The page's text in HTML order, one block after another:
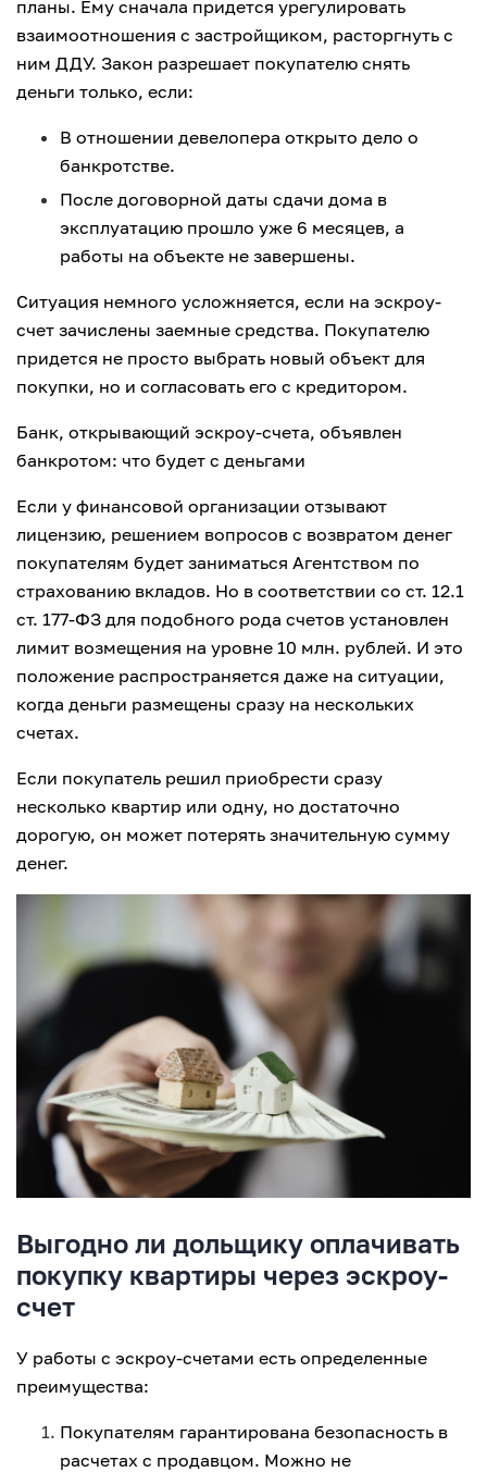
планы. Ему сначала придется урегулировать
взаимоотношения с застройщиком, расторгнуть с
ним ДДУ. Закон разрешает покупателю снять
деньги только, если:
В отношении девелопера открыто дело о
банкротстве.
После договорной даты сдачи дома в
эксплуатацию прошло уже 6 месяцев, а
работы на объекте не завершены.
Ситуация немного усложняется, если на эскроу-
счет зачислены заемные средства. Покупателю
придется не просто выбрать новый объект для
покупки, но и согласовать его с кредитором.
Банк, открывающий эскроу-счета, объявлен
банкротом: что будет с деньгами
Если у финансовой организации отзывают
лицензию, решением вопросов с возвратом денег
покупателям будет заниматься Агентством по
страхованию вкладов. Но в соответствии со ст. 12.1
ст. 177-ФЗ для подобного рода счетов установлен
лимит возмещения на уровне 10 млн. рублей. И это
положение распространяется даже на ситуации,
когда деньги размещены сразу на нескольких
счетах.
Если покупатель решил приобрести сразу
несколько квартир или одну, но достаточно
дорогую, он может потерять значительную сумму
денег.
Выгодно ли дольщику оплачивать
покупку квартиры через эскроу-
счет
У работы с эскроу-счетами есть определенные
преимущества:
Покупателям гарантирована безопасность в
расчетах с продавцом. Можно не